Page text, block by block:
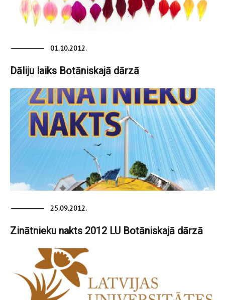
01.10.2012.
Dāliju laiks Botāniskajā dārzā
25.09.2012.
Zinātnieku nakts 2012 LU Botāniskajā dārzā